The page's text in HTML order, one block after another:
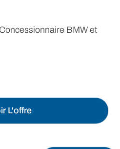
BMW et
L'offre